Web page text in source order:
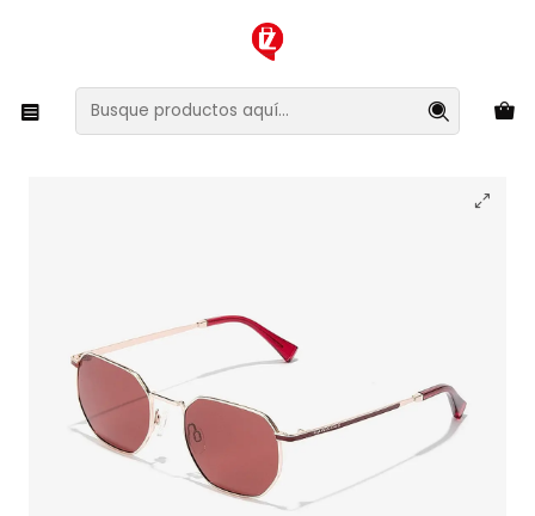
XMAS SALE ¡Compra antes de que la oferta termine!
Lentes y Accesorios Lentes de Sol
Lentes de Sol Polarizado Hawkers Sixgon HSIX21KWMP